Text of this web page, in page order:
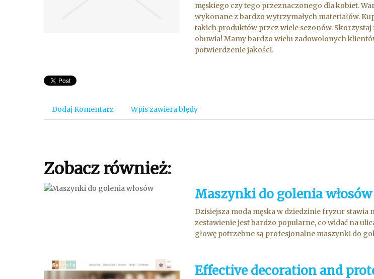
męskiego czy tego przeznaczonego dla kobiet.
wykonane z bardzo wytrzymałych materiałów.
takich produktów przez wiele sezonów.
obuwia! Mamy bardzo wielu zadowolonych
potwierdzenie jakości.
Dodaj Komentarz Wpis zawiera błędy
Zobacz również:
Maszynki do golenia włosów
Dzisiejsza moda męska w dziedzinie fryzur
zestawienie jest bardzo popularne, co widać na
głowę potrzebne są profesjonalne maszynki do
Effective decoration and